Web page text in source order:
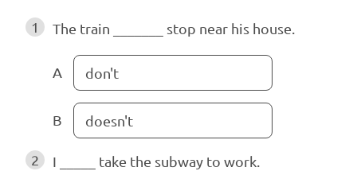
1 The train _______ stop near his house.
A don't
B doesn't
2 I _____ take the subway to work.